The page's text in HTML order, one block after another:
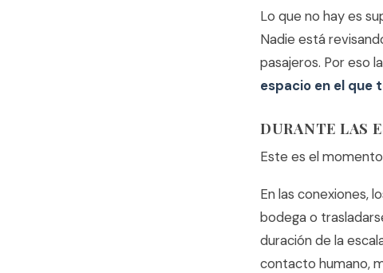
Lo que no hay es
Nadie está
pasajeros. Por eso
espacio en el que
DURANTE LAS
Este es el
En las conexiones,
bodega o
duración de la
contacto humano,